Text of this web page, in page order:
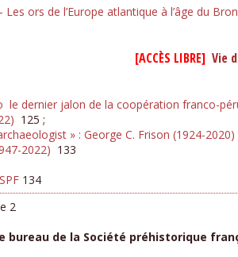
ors de l’Europe atlantique à l’âge du
[ACCÈS LIBRE] ​ Vie
le dernier jalon de la coopération franco-
125 ;
» : George C. Frison (1924-2020)
2022) 133
134
2
bureau de la Société préhistorique